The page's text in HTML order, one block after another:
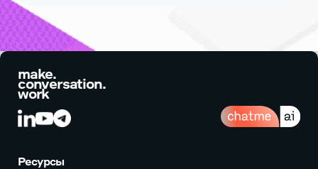
make.
conversation.
work
Ресурсы